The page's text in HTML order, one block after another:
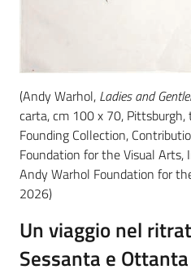
(Andy Warhol, Ladies and
carta, cm 100 x 70,
Founding Collection,
Foundation for the Visual Arts,
Andy Warhol Foundation for
2026)
Un viaggio nel
Sessanta e Ottanta